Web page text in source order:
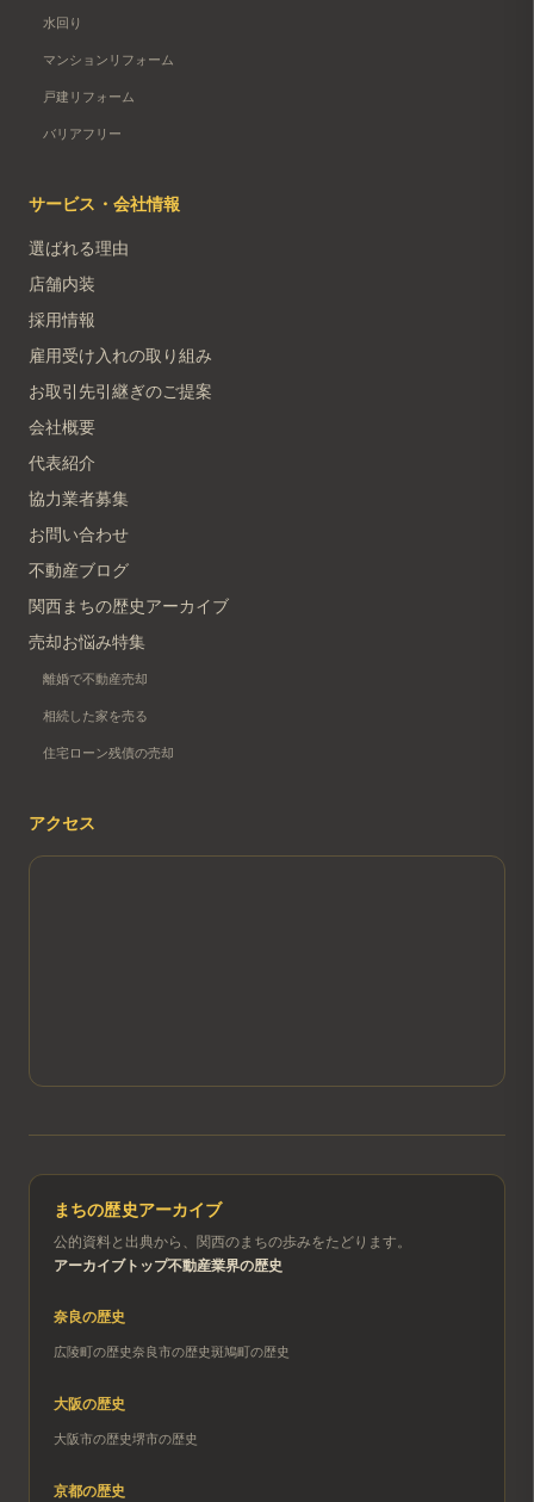
水回り
マンションリフォーム
戸建リフォーム
バリアフリー
サービス・会社情報
選ばれる理由
店舗内装
採用情報
雇用受け入れの取り組み
お取引先引継ぎのご提案
会社概要
代表紹介
協力業者募集
お問い合わせ
不動産ブログ
関西まちの歴史アーカイブ
売却お悩み特集
離婚で不動産売却
相続した家を売る
住宅ローン残債の売却
アクセス
まちの歴史アーカイブ
公的資料と出典から、関西のまちの歩みをたどります。
アーカイブトップ不動産業界の歴史
奈良の歴史
広陵町の歴史奈良市の歴史斑鳩町の歴史
大阪の歴史
大阪市の歴史堺市の歴史
京都の歴史